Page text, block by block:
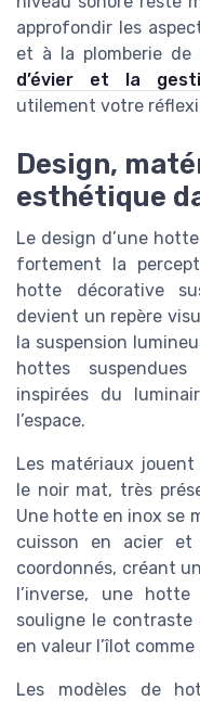
approfondir les
et à la plomberie
d’évier et la
utilement votre
Design,
esthétique
Le design d’une
fortement la
hotte décorative
devient un repère
la suspension
hottes
inspirées du
l’espace.
Les matériaux
le noir mat, très
Une hotte en inox se
cuisson en acier et
coordonnés, créant
l’inverse, une
souligne le
en valeur l’îlot
Les modèles de